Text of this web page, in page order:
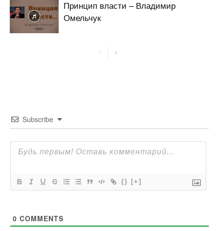
Принцип власти – Владимир
Омельчук
Subscribe
{} [+]
0 COMMENTS